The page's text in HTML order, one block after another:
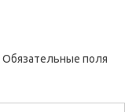
Обязательные поля